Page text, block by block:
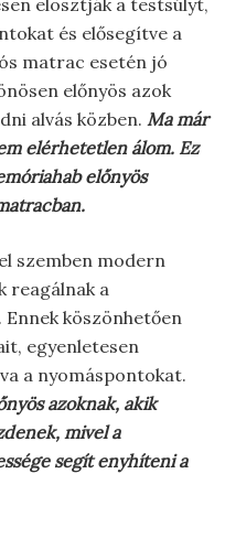
és elősegítve a
matrac esetén jó
előnyös azok
alvás közben. Ma már
elérhetetlen álom. Ez
előnyös
szemben modern
reagálnak a
köszönhetően
egyenletesen
a nyomáspontokat.
azoknak, akik
mivel a
segít enyhíteni a